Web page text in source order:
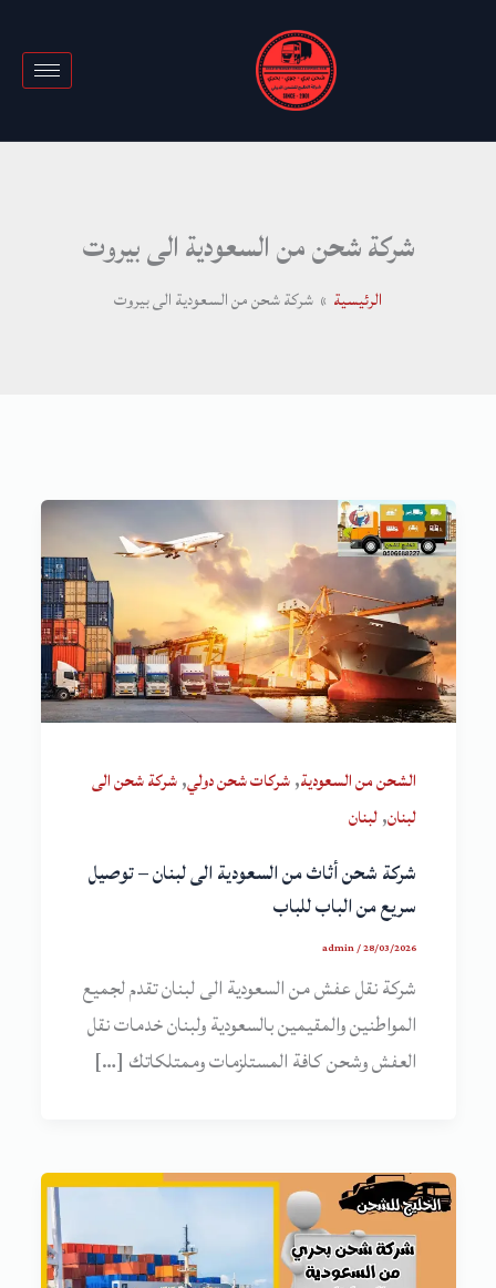
شركة شحن من السعودية الى بيروت
الرئيسية شركة شحن من السعودية الى بيروت
الشحن من السعودية,شركات شحن دولي,شركة شحن الى
لبنان,لبنان
شركة شحن أثاث من السعودية الى لبنان – توصيل
سريع من الباب للباب
admin/28/03/2026
شركة نقل عفش من السعودية الى لبنان تقدم لجميع
المواطنين والمقيمين بالسعودية ولبنان خدمات نقل
العفش وشحن كافة المستلزمات وممتلكاتك […]